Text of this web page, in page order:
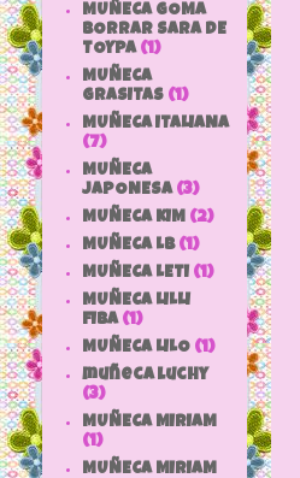
MUÑECA GOMA
BORRAR SARA DE
TOYPA (1)
MUÑECA
GRASITAS (1)
MUÑECA ITALIANA
(7)
MUÑECA
JAPONESA (3)
MUÑECA KIM (2)
MUÑECA LB (1)
MUÑECA LETI (1)
MUÑECA LILLI
FIBA (1)
MUÑECA LILO (1)
muñeca luchy
(3)
MUÑECA MIRIAM
(1)
MUÑECA MIRIAM